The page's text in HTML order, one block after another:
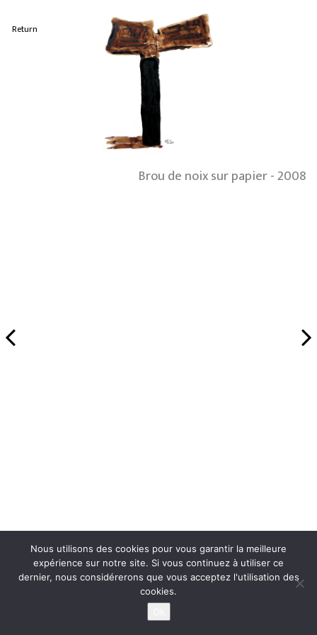
Return
Brou de noix sur papier - 2008
Nous utilisons des cookies pour vous garantir la meilleure
expérience sur notre site. Si vous continuez à utiliser ce
dernier, nous considérerons que vous acceptez l'utilisation des
cookies.